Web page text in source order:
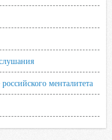
менталитета